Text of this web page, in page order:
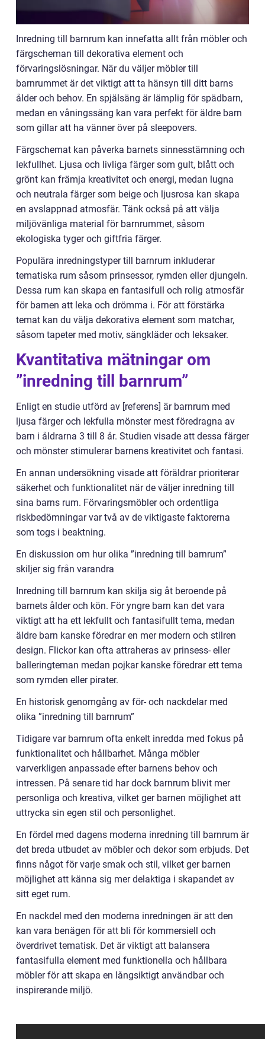
Inredning till barnrum kan innefatta allt från möbler och
färgscheman till dekorativa element och
förvaringslösningar. När du väljer möbler till
barnrummet är det viktigt att ta hänsyn till ditt barns
ålder och behov. En spjälsäng är lämplig för spädbarn,
medan en våningssäng kan vara perfekt för äldre barn
som gillar att ha vänner över på sleepovers.
Färgschemat kan påverka barnets sinnesstämning och
lekfullhet. Ljusa och livliga färger som gult, blått och
grönt kan främja kreativitet och energi, medan lugna
och neutrala färger som beige och ljusrosa kan skapa
en avslappnad atmosfär. Tänk också på att välja
miljövänliga material för barnrummet, såsom
ekologiska tyger och giftfria färger.
Populära inredningstyper till barnrum inkluderar
tematiska rum såsom prinsessor, rymden eller djungeln.
Dessa rum kan skapa en fantasifull och rolig atmosfär
för barnen att leka och drömma i. För att förstärka
temat kan du välja dekorativa element som matchar,
såsom tapeter med motiv, sängkläder och leksaker.
Kvantitativa mätningar om
”inredning till barnrum”
Enligt en studie utförd av [referens] är barnrum med
ljusa färger och lekfulla mönster mest föredragna av
barn i åldrarna 3 till 8 år. Studien visade att dessa färger
och mönster stimulerar barnens kreativitet och fantasi.
En annan undersökning visade att föräldrar prioriterar
säkerhet och funktionalitet när de väljer inredning till
sina barns rum. Förvaringsmöbler och ordentliga
riskbedömningar var två av de viktigaste faktorerna
som togs i beaktning.
En diskussion om hur olika ”inredning till barnrum”
skiljer sig från varandra
Inredning till barnrum kan skilja sig åt beroende på
barnets ålder och kön. För yngre barn kan det vara
viktigt att ha ett lekfullt och fantasifullt tema, medan
äldre barn kanske föredrar en mer modern och stilren
design. Flickor kan ofta attraheras av prinsess- eller
balleringteman medan pojkar kanske föredrar ett tema
som rymden eller pirater.
En historisk genomgång av för- och nackdelar med
olika ”inredning till barnrum”
Tidigare var barnrum ofta enkelt inredda med fokus på
funktionalitet och hållbarhet. Många möbler
varverkligen anpassade efter barnens behov och
intressen. På senare tid har dock barnrum blivit mer
personliga och kreativa, vilket ger barnen möjlighet att
uttrycka sin egen stil och personlighet.
En fördel med dagens moderna inredning till barnrum är
det breda utbudet av möbler och dekor som erbjuds. Det
finns något för varje smak och stil, vilket ger barnen
möjlighet att känna sig mer delaktiga i skapandet av
sitt eget rum.
En nackdel med den moderna inredningen är att den
kan vara benägen för att bli för kommersiell och
överdrivet tematisk. Det är viktigt att balansera
fantasifulla element med funktionella och hållbara
möbler för att skapa en långsiktigt användbar och
inspirerande miljö.